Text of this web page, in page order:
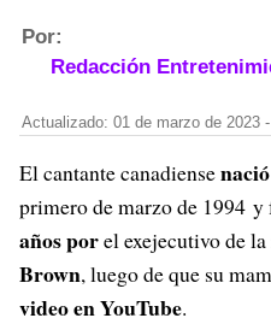
Por:
Redacción
Actualizado: 01 de marzo de 2023
El cantante canadiense
primero de marzo de 1994 y
años porel exejecutivo de
Brown, luego de que su
video en YouTube.